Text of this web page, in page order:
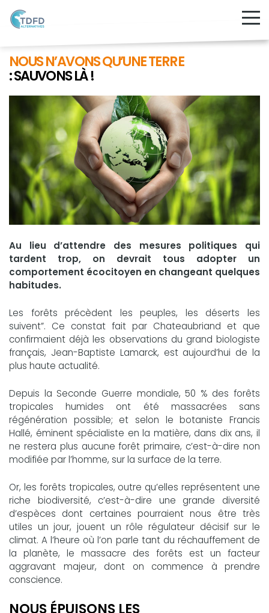
NOUS N’AVONS QU’UNE TERRE
: SAUVONS LÀ !
Au lieu d’attendre des mesures politiques qui
tardent trop, on devrait tous adopter un
comportement écocitoyen en changeant quelques
habitudes.
Les forêts précèdent les peuples, les déserts les
suivent”. Ce constat fait par Chateaubriand et que
confirmaient déjà les observations du grand biologiste
français, Jean-Baptiste Lamarck, est aujourd’hui de la
plus haute actualité.
Depuis la Seconde Guerre mondiale, 50 % des forêts
tropicales humides ont été massacrées sans
régénération possible; et selon le botaniste Francis
Hallé, éminent spécialiste en la matière, dans dix ans, il
ne restera plus aucune forêt primaire, c’est-à-dire non
modifiée par l’homme, sur la surface de la terre.
Or, les forêts tropicales, outre qu’elles représentent une
riche biodiversité, c’est-à-dire une grande diversité
d’espèces dont certaines pourraient nous être très
utiles un jour, jouent un rôle régulateur décisif sur le
climat. A l’heure où l’on parle tant du réchauffement de
la planète, le massacre des forêts est un facteur
aggravant majeur, dont on commence à prendre
conscience.
NOUS ÉPUISONS LES